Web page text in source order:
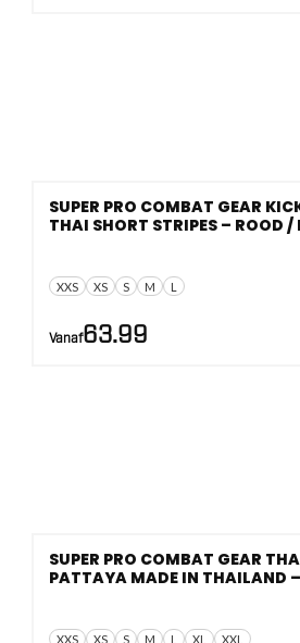
XXS XS S M L
SUPER PRO COMBAT GEAR
THAI SHORT STRIPES – ROOD
Vanaf63.99
XXS XS S M L XL XXL
SUPER PRO COMBAT GEAR
PATTAYA MADE IN THAILAND